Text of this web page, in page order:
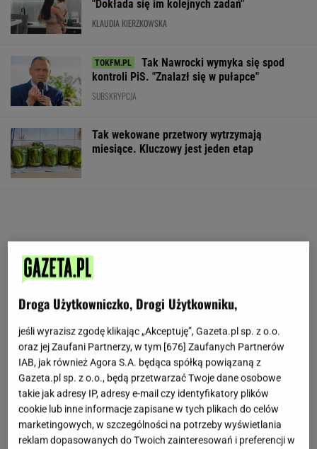
"Dokłada się im kolejnych zadań"
KLAUDIA KIERZKOWSKA
Tak Nawrocki wymyka się spod
kontroli PiS. "Znalazł się w pułapce"
SUBSKRYPCJA
Tak wekowane przetwory wytrzymają
miesiące. Kluczowy jest jeden etap
Droga Użytkowniczko, Drogi Użytkowniku,
jeśli wyrazisz zgodę klikając „Akceptuję”, Gazeta.pl sp. z o.o.
oraz jej Zaufani Partnerzy, w tym [676] Zaufanych Partnerów
IAB, jak również Agora S.A. będąca spółką powiązaną z
Gazeta.pl sp. z o.o., będą przetwarzać Twoje dane osobowe
takie jak adresy IP, adresy e-mail czy identyfikatory plików
cookie lub inne informacje zapisane w tych plikach do celów
marketingowych, w szczególności na potrzeby wyświetlania
reklam dopasowanych do Twoich zainteresowań i preferencji w